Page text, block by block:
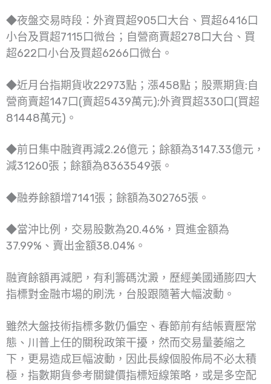
◆夜盤交易時段：外資買超905口大台、買超6416口
小台及買超7115口微台；自營商賣超278口大台、買
超622口小台及買超6266口微台。
◆近月台指期貨收22973點；漲458點；股票期貨:自
營商賣超147口(賣超5439萬元);外資買超330口(買超
81448萬元)。
◆前日集中融資再減2.26億元；餘額為3147.33億元，
減31260張；餘額為8363549張。
◆融券餘額增7141張；餘額為302765張。
◆當沖比例，交易股數為20.46%，買進金額為
37.99%、賣出金額38.04%。
融資餘額再減肥，有利籌碼沈澱，歷經美國通膨四大
指標對金融市場的刷洗，台股跟隨著大幅波動。
雖然大盤技術指標多數仍偏空、春節前有結帳賣壓常
態、川普上任的關稅政策干擾，然而交易量萎縮之
下，更易造成巨幅波動，因此長線個股佈局不必太積
極，指數期貨參考關鍵價指標短線策略，或是多空配